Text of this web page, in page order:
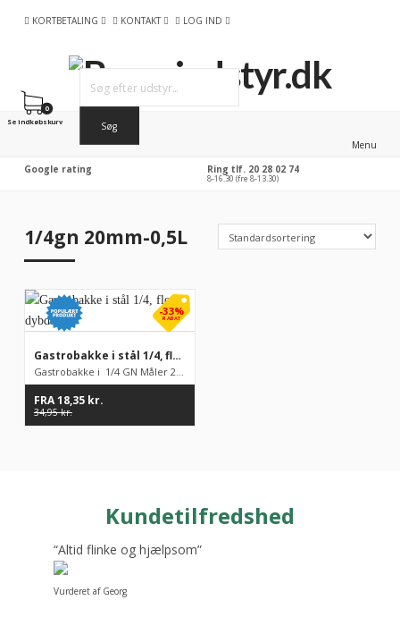
KORTBETALING KONTAKT LOG IND
Menu
0
Se indkøbskurv
Google rating Ring tlf. 20 28 02 74
8-16.30 (fre 8-13.30)
1/4gn 20mm-0,5L
-33%
RABAT
Gastrobakke i stål 1/4, flere dybder
Gastrobakke i 1/4 GN Måler 265 x 1622 mm, fåes i flere f...
FRA18,35 kr.
34,95kr.
Kundetilfredshed
“Altid flinke og hjælpsom”
Vurderet af Georg